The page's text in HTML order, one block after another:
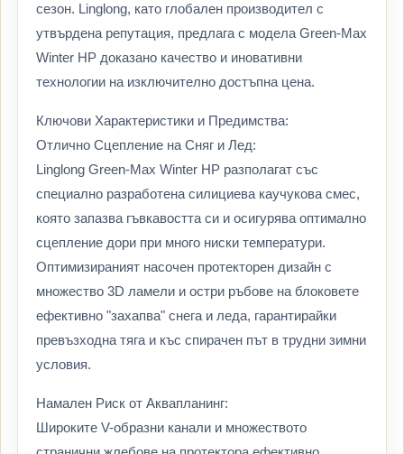
сезон. Linglong, като глобален производител с
утвърдена репутация, предлага с модела Green-Max
Winter HP доказано качество и иновативни
технологии на изключително достъпна цена.
Ключови Характеристики и Предимства:
Отлично Сцепление на Сняг и Лед:
Linglong Green-Max Winter HP разполагат със
специално разработена силициева каучукова смес,
която запазва гъвкавостта си и осигурява оптимално
сцепление дори при много ниски температури.
Оптимизираният насочен протекторен дизайн с
множество 3D ламели и остри ръбове на блоковете
ефективно "захапва" снега и леда, гарантирайки
превъзходна тяга и къс спирачен път в трудни зимни
условия.
Намален Риск от Аквапланинг:
Широките V-образни канали и множеството